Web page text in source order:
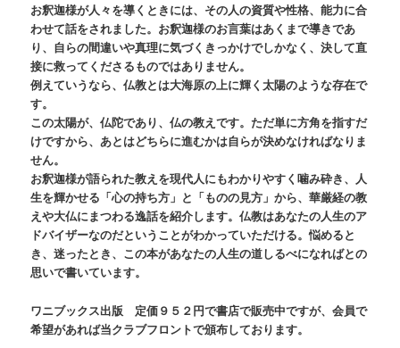
お釈迦様が人々を導くときには、その人の資質や性格、能力に合
わせて話をされました。お釈迦様のお言葉はあくまで導きであ
り、自らの間違いや真理に気づくきっかけでしかなく、決して直
接に救ってくださるものではありません。
例えていうなら、仏教とは大海原の上に輝く太陽のような存在で
す。
この太陽が、仏陀であり、仏の教えです。ただ単に方角を指すだ
けですから、あとはどちらに進むかは自らが決めなければなりま
せん。
お釈迦様が語られた教えを現代人にもわかりやすく噛み砕き、人
生を輝かせる「心の持ち方」と「ものの見方」から、華厳経の教
えや大仏にまつわる逸話を紹介します。仏教はあなたの人生のア
ドバイザーなのだということがわかっていただける。悩めると
き、迷ったとき、この本があなたの人生の道しるべになればとの
思いで書いています。
ワニブックス出版 定価９５２円で書店で販売中ですが、会員で
希望があれば当クラブフロントで頒布しております。